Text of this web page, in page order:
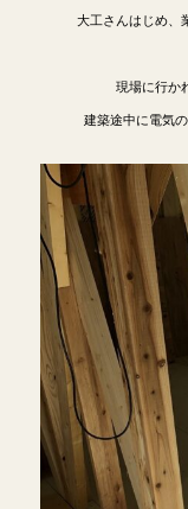
大工さんはじめ、
現場に行か
建築途中に電気